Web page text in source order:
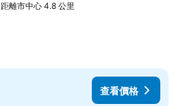
距離市中心 4.8 公里
查看價格